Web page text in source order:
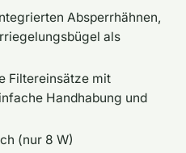
Absperrhähnen,
als
Filtereinsätze mit
Handhabung und
(nur 8 W)